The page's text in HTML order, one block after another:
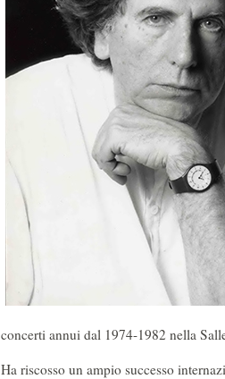
concerti annui dal 1974-1982 nella
Ha riscosso un ampio successo